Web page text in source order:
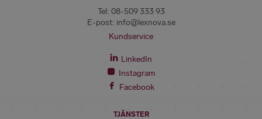
Tel: 08-509 333 93
E-post: info@lexnova.se
Kundservice
LinkedIn
Instagram
Facebook
TJÄNSTER